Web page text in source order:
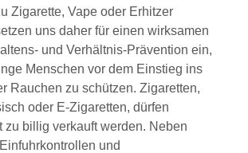
Zigarette, Vape oder Erhitzer
uns daher für einen wirksamen
und Verhältnis-Prävention ein,
Menschen vor dem Einstieg ins
Rauchen zu schützen. Zigaretten,
oder E-Zigaretten, dürfen
zu billig verkauft werden. Neben
und